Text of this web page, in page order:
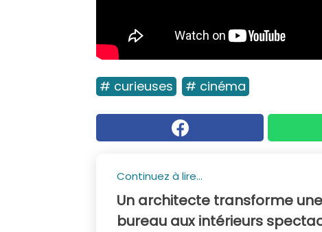
# curieuses # cinéma
Continuez à lire...
Un architecte transforme
bureau aux intérieurs